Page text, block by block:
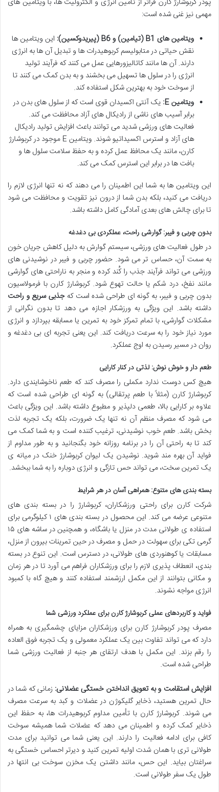
مهمی نیز غنی شده است:
ویتامین های B1 (تیامین) و B6 (پیریدوکسین):
این ویتامین ها
نقش حیاتی در متابولیسم کربوهیدرات ها و تبدیل آن ها به انرژی
دارند. آن ها مانند کاتالیزورهایی عمل می کنند که فرآیند تولید
انرژی را در سلول ها تسهیل می بخشند و به بدن کمک می کنند تا
از سوخت خود به بهترین شکل استفاده کند.
ویتامین E:
یک آنتی اکسیدان قوی است که از سلول های بدن در
برابر آسیب های ناشی از رادیکال های آزاد محافظت می کند.
فعالیت های ورزشی شدید می توانند باعث افزایش تولید رادیکال
های آزاد و استرس اکسیداتیو شوند. ویتامین E موجود در کربوشارژ
کارن، مانند یک محافظ عمل کرده و به حفظ سلامت سلول ها و
بافت ها در برابر این استرس کمک می کند.
این ویتامین ها به شما این اطمینان را می دهند که نه تنها انرژی لازم را
دریافت می کنید، بلکه بدن شما از درون نیز تقویت و محافظت می شود
تا برای چالش های بعدی آمادگی کامل داشته باشد.
بدون چربی و فیبر: گوارشی راحت، عملکردی بی دغدغه
در طول فعالیت های ورزشی، سیستم گوارش به دلیل کاهش جریان خون
به سمت آن، حساس تر می شود. حضور چربی و فیبر در نوشیدنی های
ورزشی می تواند فرآیند جذب را کُند کرده و منجر به ناراحتی های گوارشی
مانند نفخ، درد شکم یا حالت تهوع شود. کربوشارژ کارن با فرمولاسیون
بدون چربی و فیبر، به گونه ای طراحی شده است کهجذبی سریع و راحت
داشته باشد. این ویژگی به ورزشکار اجازه می دهد تا بدون نگرانی از
مشکلات گوارشی، با تمام تمرکز خود به تمرین یا مسابقه بپردازد و انرژی
مورد نیاز خود را به سرعت دریافت کند. این یعنی تجربه ای بی دغدغه و
روان در مسیر رسیدن به اوج عملکرد.
طعم دار و خوش نوش: لذتی در کنار کارایی
هیچ کس دوست ندارد مکملی را مصرف کند که طعم ناخوشایندی دارد.
کربوشارژ کارن (مثلاً با طعم پرتقالی) به گونه ای طراحی شده است که
علاوه بر کارایی بالا، طعمی دلپذیر و مطبوع داشته باشد. این ویژگی باعث
می شود که مصرف منظم آن نه تنها یک ضرورت، بلکه یک تجربه لذت
بخش باشد. طعم خوب نوشیدنی، ترغیب کننده است و به شما کمک می
کند تا به راحتی آن را در برنامه روزانه خود بگنجانید و به طور مداوم از
فواید آن بهره مند شوید. نوشیدن یک لیوان کربوشارژ خنک در میانه ی
یک تمرین سخت، می تواند حس تازگی و انرژی دوباره را به شما ببخشد.
بسته بندی های متنوع: همراهی آسان در هر شرایط
شرکت کارن برای راحتی ورزشکاران، کربوشارژ را در بسته بندی های
متنوعی عرضه می کند. این محصول در بسته بندی های ۱ کیلوگرمی برای
استفاده ی طولانی مدت در منزل یا باشگاه، و همچنین در ساشه های ۱۵
گرمی تکی برای سهولت در حمل و مصرف در حین تمرینات بیرون از منزل،
مسابقات یا کوهنوردی های طولانی، در دسترس است. این تنوع در بسته
بندی، انعطاف پذیری لازم را برای ورزشکاران فراهم می آورد تا در هر زمان
و مکانی بتوانند از این مکمل ارزشمند استفاده کنند و هیچ گاه با کمبود
انرژی مواجه نشوند.
فواید و کاربردهای عملی کربوشارژ کارن برای عملکرد ورزشی شما
مصرف پودر کربوشارژ کارن برای ورزشکاران مزایای چشمگیری به همراه
دارد که می تواند تفاوت بین یک عملکرد معمولی و یک تجربه فوق العاده
را رقم بزند. این مکمل با هدف ارتقای هر جنبه از فعالیت ورزشی شما
طراحی شده است.
افزایش استقامت و به تعویق انداختن خستگی عضلانی: زمانی که شما در
حال تمرین هستید، ذخایر گلیکوژن در عضلات و کبد به سرعت مصرف
می شوند. کربوشارژ کارن با تأمین مداوم کربوهیدرات ها، به حفظ این
ذخایر کمک کرده و اطمینان می دهد که عضلات شما همیشه سوخت
کافی برای ادامه فعالیت را دارند. این یعنی شما می توانید برای مدت
طولانی تری با همان شدت اولیه تمرین کنید و دیرتر احساس خستگی به
سراغتان بیاید. این حس، مانند داشتن یک مخزن سوخت بی انتها در
طول یک سفر طولانی است.